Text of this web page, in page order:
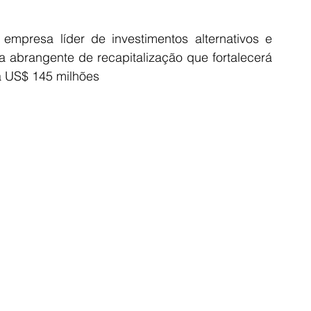
líder de investimentos alternativos e
abrangente de recapitalização que fortalecerá
145 milhões